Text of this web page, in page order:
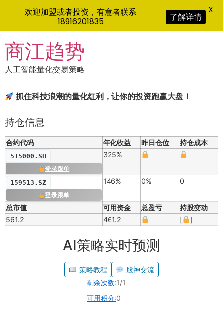
to
content
商江趋势
人工智能量化交易策略
抓住科技浪潮的量化红利，让你的投资跑赢大盘！
持仓信息
合约代码 年化收益 昨日仓位 持仓成本
515000.SH
登录跟单
325%
159513.SZ
登录跟单
146% 0% 0
总市值 可用资金 总盈亏
持股变动
561.2
461.2 [ ]
AI策略实时预测
策略教程
股神交流
剩余次数:1/1
可用积分:0
欢迎加盟或者投资，有意者联系
18916201835
了解详情
X